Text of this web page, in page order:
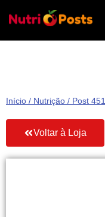
Início / Nutrição / Post 451
Voltar à Loja